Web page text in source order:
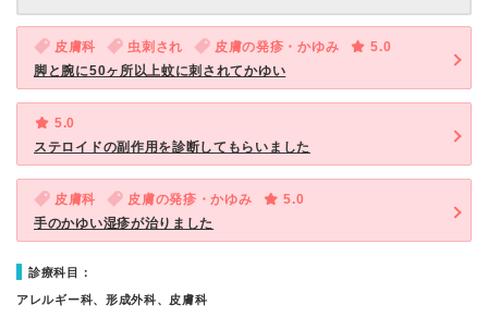
皮膚科 虫刺され 皮膚の発疹・かゆみ
5.0
脚と腕に50ヶ所以上蚊に刺されてかゆい
5.0
ステロイドの副作用を診断してもらいました
皮膚科 皮膚の発疹・かゆみ
5.0
手のかゆい湿疹が治りました
診療科目：
アレルギー科、形成外科、皮膚科